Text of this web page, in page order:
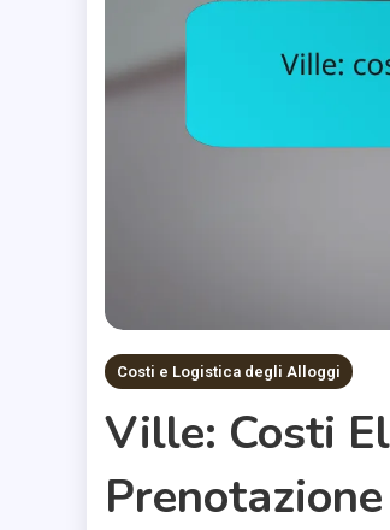
Costi e Logistica degli Alloggi
Ville: Costi